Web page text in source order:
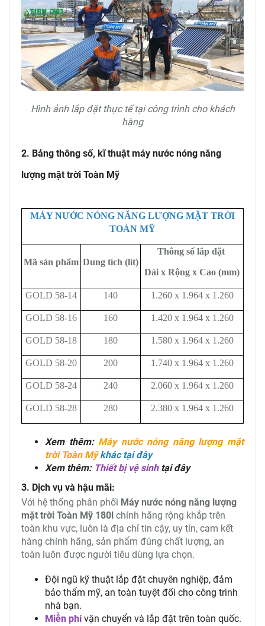
Hình ảnh lắp đặt thực tế tại công trình cho khách
hàng
2. Bảng thông số, kĩ thuật máy nước nóng năng
lượng mặt trời Toàn Mỹ
MÁY NƯỚC NÓNG NĂNG LƯỢNG MẶT TRỜI
TOÀN MỸ
Mã sản phẩm Dung tích (lít)
Thông số lắp đặt
Dài x Rộng x Cao (mm)
GOLD 58-14 140 1.260 x 1.964 x 1.260
GOLD 58-16 160 1.420 x 1.964 x 1.260
GOLD 58-18 180 1.580 x 1.964 x 1.260
GOLD 58-20 200 1.740 x 1.964 x 1.260
GOLD 58-24 240 2.060 x 1.964 x 1.260
GOLD 58-28 280 2.380 x 1.964 x 1.260
Xem thêm: Máy nước nóng năng lượng mặt
trời Toàn Mỹ khác tại đây
Xem thêm: Thiết bị vệ sinhtại đây
3. Dịch vụ và hậu mãi:
Với hệ thống phân phối Máy nước nóng năng lượng
mặt trời Toàn Mỹ 180l chính hãng rộng khắp trên
toàn khu vực, luôn là địa chỉ tin cậy, uy tín, cam kết
hàng chính hãng, sản phẩm đúng chất lượng, an
toàn luôn được người tiêu dùng lựa chọn.
Đội ngũ kỹ thuật lắp đặt chuyên nghiệp, đảm
bảo thẩm mỹ, an toàn tuyệt đối cho công trình
nhà bạn.
Miễn phí vận chuyển và lắp đặt trên toàn quốc.